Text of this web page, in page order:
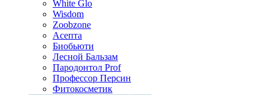
White Glo
Wisdom
Zoobzone
Асепта
Биобьюти
Лесной Бальзам
Пародонтол Prof
Профессор Персин
Фитокосметик